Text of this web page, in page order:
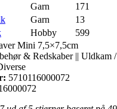
Garn 171
Garn 13
Hobby 599
Mini 7,5×7,5cm
& Redskaber || Uldkam
5710116000072